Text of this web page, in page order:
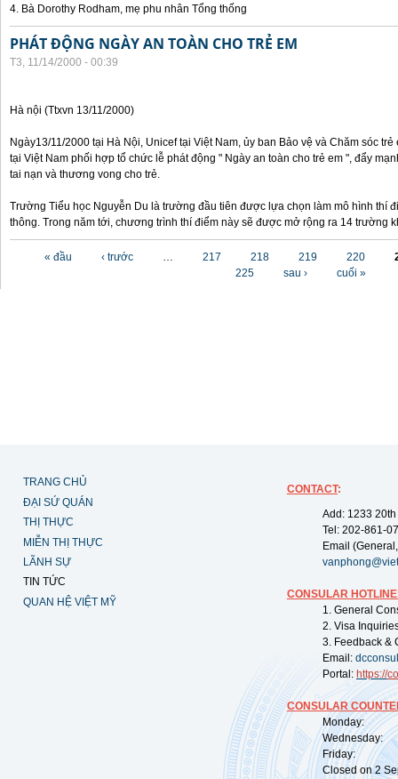
4. Bà Dorothy Rodham, mẹ phu nhân Tổng thống
PHÁT ĐỘNG NGÀY AN TOÀN CHO TRẺ EM
T3, 11/14/2000 - 00:39
Hà nội (Ttxvn 13/11/2000)
Ngày13/11/2000 tại Hà Nội, Unicef tại Việt Nam, ủy ban Bảo vệ và Chăm sóc
tại Việt Nam phối hợp tổ chức lễ phát động " Ngày an toàn cho trẻ em ", đẩy
tai nạn và thương vong cho trẻ.
Trường Tiểu học Nguyễn Du là trường đầu tiên được lựa chọn làm mô hình thí
thông. Trong năm tới, chương trình thí điểm này sẽ được mở rộng ra 14 trường
« đầu ‹ trước … 217 218 219 220
225
sau › cuối »
TRANG CHỦ
ĐẠI SỨ QUÁN
THỊ THỰC
MIỄN THỊ THỰC
LÃNH SỰ
TIN TỨC
QUAN HỆ VIỆT MỸ
CONTACT:
Add: 1233
Tel: 202-861-
Email
CONSULAR
1. General
2. Visa
3. Feedback &
Email:
Portal: https://
CONSULAR
Monday:
Wednesday:
Friday:
Closed on 2